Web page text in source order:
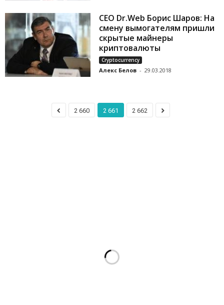
CEO Dr.Web Борис Шаров: На
смену вымогателям пришли
скрытые майнеры
криптовалюты
Cryptocurrency
Алекс Белов - 29.03.2018
2 660 2 661 2 662